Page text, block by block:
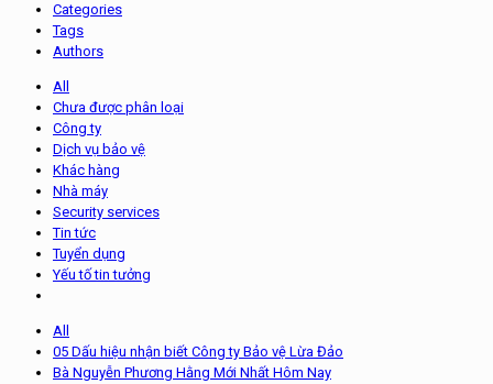
Categories
Tags
Authors
All
Chưa được phân loại
Công ty
Dịch vụ bảo vệ
Khác hàng
Nhà máy
Security services
Tin tức
Tuyển dụng
Yếu tố tin tưởng
All
05 Dấu hiệu nhận biết Công ty Bảo vệ Lừa Đảo
Bà Nguyễn Phương Hằng Mới Nhất Hôm Nay